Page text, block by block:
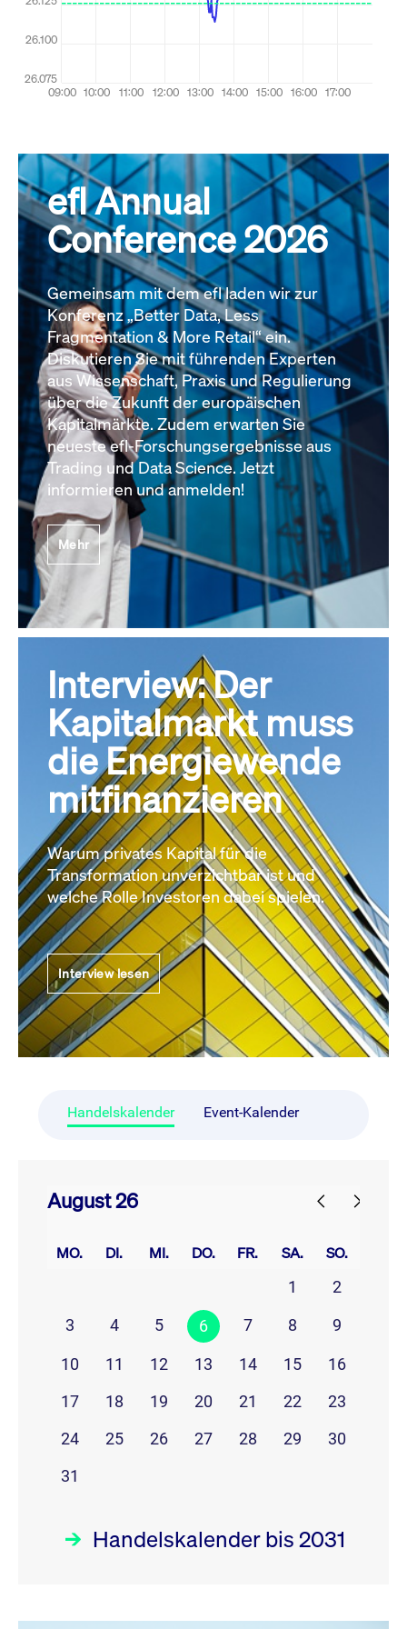
efl Annual
Conference 2026
Gemeinsam mit dem efl laden wir zur
Konferenz „Better Data, Less
Fragmentation & More Retail“ ein.
Diskutieren Sie mit führenden Experten
aus Wissenschaft, Praxis und Regulierung
über die Zukunft der europäischen
Kapitalmärkte. Zudem erwarten Sie
neueste efl-Forschungsergebnisse aus
Trading und Data Science. Jetzt
informieren und anmelden!
Mehr
Interview: Der
Kapitalmarkt muss
die Energiewende
mitfinanzieren
Warum privates Kapital für die
Transformation unverzichtbar ist und
welche Rolle Investoren dabei spielen.
Interview lesen
Handelskalender Event-Kalender
August 26
MO. DI. MI. DO. FR. SA. SO.
1
2
3
4 5 6 7 8 9
10 11 12 13 14 15
16
17
18 19 20 21 22
23
24
25 26 27 28 29
30
31
Handelskalender bis 2031